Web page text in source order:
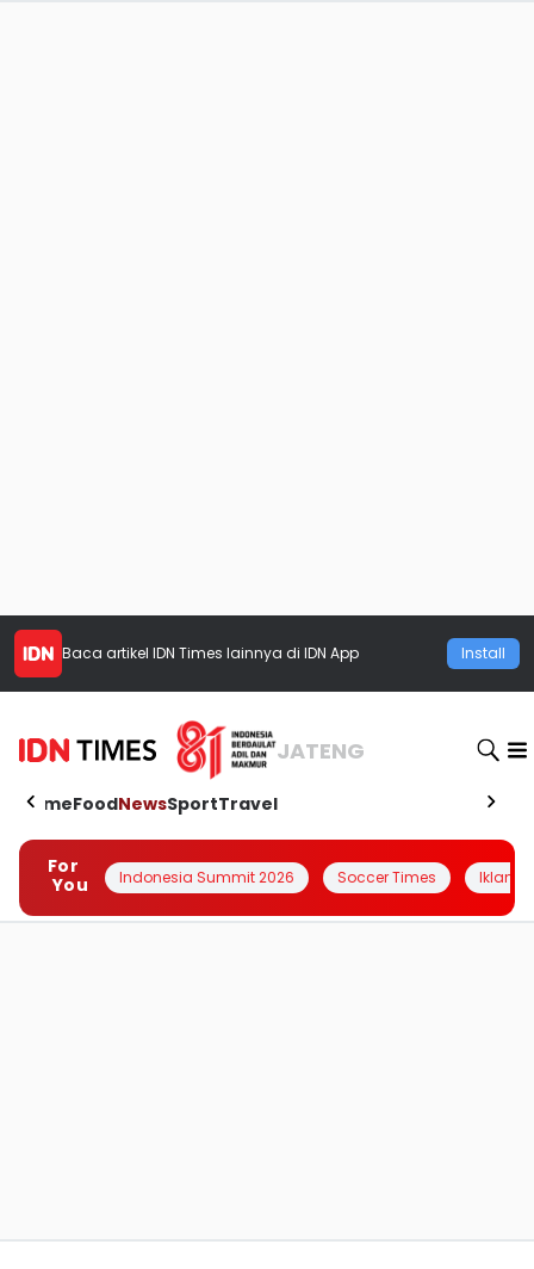
Baca artikel IDN Times lainnya di IDN App Install
JATENG
HomeFoodNewsSportTravel
For
You
Indonesia Summit 2026 Soccer Times Iklanin